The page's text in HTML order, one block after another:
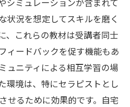
状況を想定してスキルを磨く
、これらの教材は受講者同士
ィードバックを促す機能もあ
ュニティによる相互学習の場
環境は、特にセラピストとし
せるために効果的です。自宅